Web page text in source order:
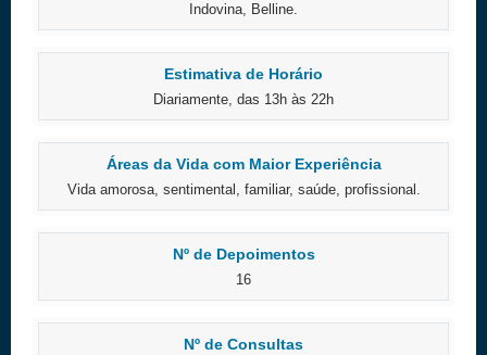
Indovina, Belline.
Estimativa de Horário
Diariamente, das 13h às 22h
Áreas da Vida com Maior Experiência
Vida amorosa, sentimental, familiar, saúde, profissional.
Nº de Depoimentos
16
Nº de Consultas